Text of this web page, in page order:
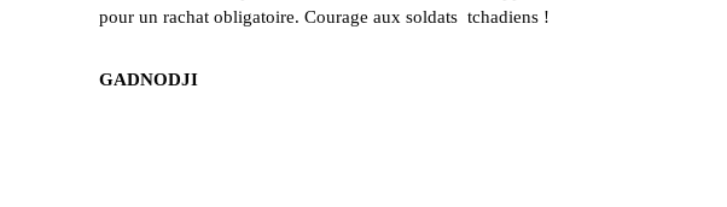
pour un rachat obligatoire. Courage aux soldats tchadiens !
GADNODJI